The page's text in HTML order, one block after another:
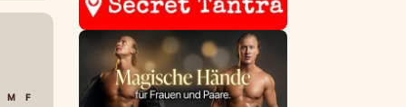
M F